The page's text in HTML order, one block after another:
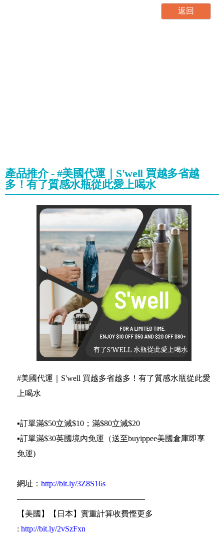
產品推介 - #美國代運｜S'well 買越多省越
多！有了質感水瓶從此愛上喝水
#美國代運｜S'well 買越多省越多！有了質感水瓶從此愛
上喝水
▪️訂單滿$50立減$10；滿$80立減$20
▪️訂單滿$30英國境內免運（送至buyippee美國倉庫即享
免運)
網址： http://bit.ly/3Z8S16s
————————————————
【美國】【日本】實重計算收費慳更多
: http://bit.ly/2vSzFxn